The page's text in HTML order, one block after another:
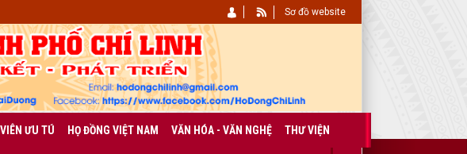
ƯU TÚ HỌ ĐỒNG VIỆT NAM VĂN HÓA - VĂN NGHỆ THƯ VIỆN
Sơ đồ website